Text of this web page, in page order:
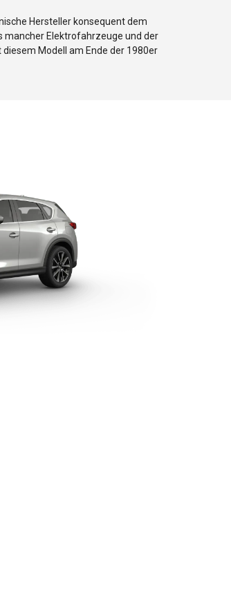
Hersteller konsequent dem
mancher Elektrofahrzeuge und der
Modell am Ende der 1980er